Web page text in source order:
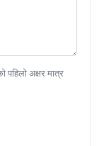
पहिलो अक्षर मात्र